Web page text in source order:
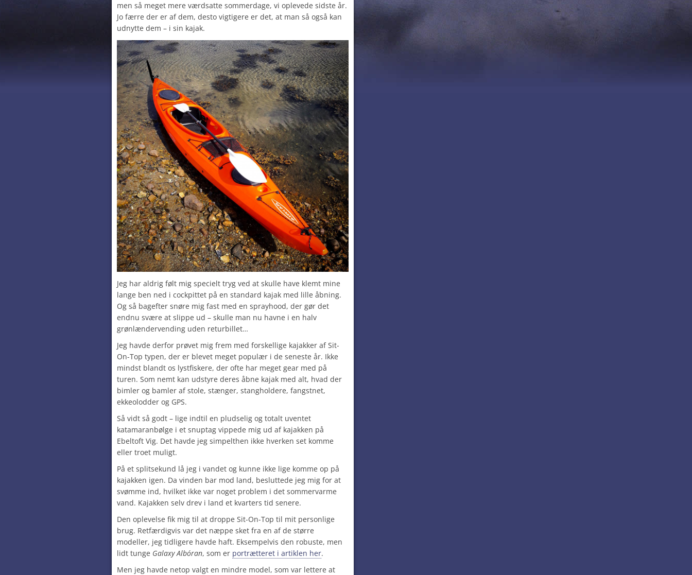
men så meget mere værdsatte sommerdage, vi oplevede sidste år.
Jo færre der er af dem, desto vigtigere er det, at man så også kan
udnytte dem – i sin kajak.
Jeg har aldrig følt mig specielt tryg ved at skulle have klemt mine
lange ben ned i cockpittet på en standard kajak med lille åbning.
Og så bagefter snøre mig fast med en sprayhood, der gør det
endnu svære at slippe ud – skulle man nu havne i en halv
grønlændervending uden returbillet…
Jeg havde derfor prøvet mig frem med forskellige kajakker af Sit-
On-Top typen, der er blevet meget populær i de seneste år. Ikke
mindst blandt os lystfiskere, der ofte har meget gear med på
turen. Som nemt kan udstyre deres åbne kajak med alt, hvad der
bimler og bamler af stole, stænger, stangholdere, fangstnet,
ekkeolodder og GPS.
Så vidt så godt – lige indtil en pludselig og totalt uventet
katamaranbølge i et snuptag vippede mig ud af kajakken på
Ebeltoft Vig. Det havde jeg simpelthen ikke hverken set komme
eller troet muligt.
På et splitsekund lå jeg i vandet og kunne ikke lige komme op på
kajakken igen. Da vinden bar mod land, besluttede jeg mig for at
svømme ind, hvilket ikke var noget problem i det sommervarme
vand. Kajakken selv drev i land et kvarters tid senere.
Den oplevelse fik mig til at droppe Sit-On-Top til mit personlige
brug. Retfærdigvis var det næppe sket fra en af de større
modeller, jeg tidligere havde haft. Eksempelvis den robuste, men
lidt tunge Galaxy Albóran, som er portrætteret i artiklen her.
Men jeg havde netop valgt en mindre model, som var lettere at